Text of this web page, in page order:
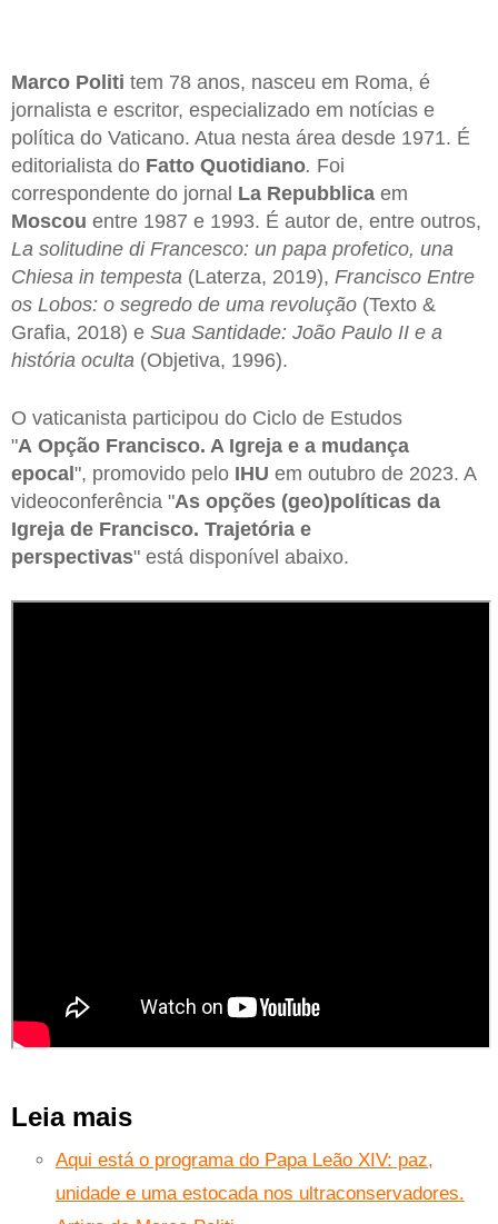
Marco Politi tem 78 anos, nasceu em Roma, é
jornalista e escritor, especializado em notícias e
política do Vaticano. Atua nesta área desde 1971. É
editorialista do Fatto Quotidiano. Foi
correspondente do jornal La Repubblica em
Moscou entre 1987 e 1993. É autor de, entre outros,
La solitudine di Francesco: un papa profetico, una
Chiesa in tempesta (Laterza, 2019), Francisco Entre
os Lobos: o segredo de uma revolução (Texto &
Grafia, 2018) e Sua Santidade: João Paulo II e a
história oculta (Objetiva, 1996).
O vaticanista participou do Ciclo de Estudos
"A Opção Francisco. A Igreja e a mudança
epocal", promovido pelo IHU em outubro de 2023. A
videoconferência "As opções (geo)políticas da
Igreja de Francisco. Trajetória e
perspectivas" está disponível abaixo.
Leia mais
Aqui está o programa do Papa Leão XIV: paz,
unidade e uma estocada nos ultraconservadores.